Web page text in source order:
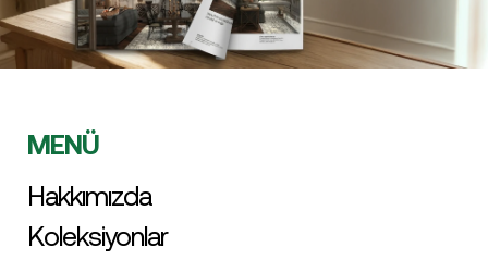
MENÜ
Hakkımızda
Koleksiyonlar